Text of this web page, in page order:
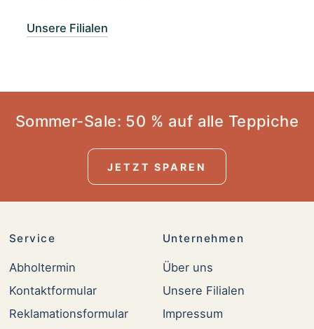
Unsere Filialen
Sommer-Sale: 50 % auf alle Teppiche
JETZT SPAREN
Service
Abholtermin
Kontaktformular
Reklamationsformular
Unternehmen
Über uns
Unsere Filialen
Impressum